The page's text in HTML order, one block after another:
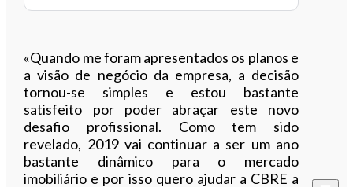
«Quando me foram apresentados os planos e
a visão de negócio da empresa, a decisão
tornou-se simples e estou bastante
satisfeito por poder abraçar este novo
desafio profissional. Como tem sido
revelado, 2019 vai continuar a ser um ano
bastante dinâmico para o mercado
imobiliário e por isso quero ajudar a CBRE a